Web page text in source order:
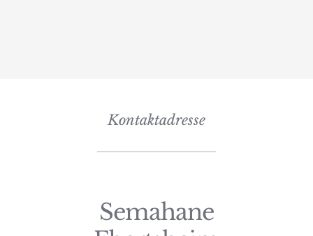
Kontaktadresse
Semahane